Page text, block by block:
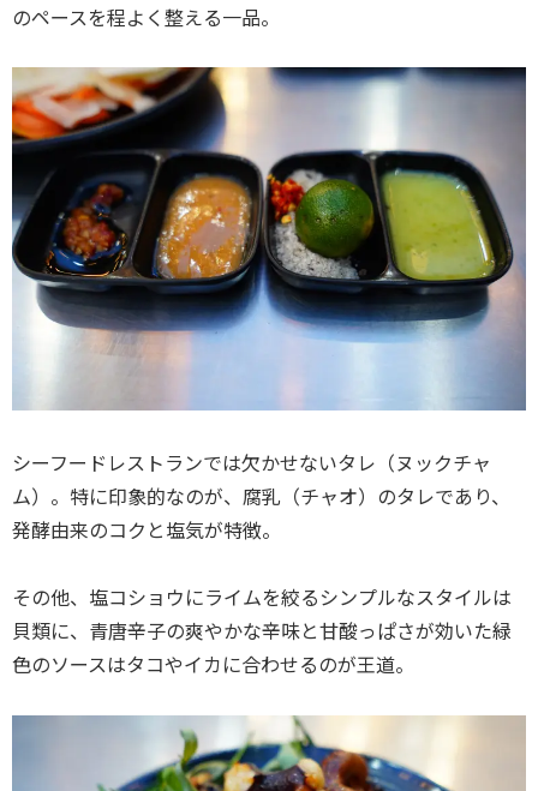
のペースを程よく整える一品。
シーフードレストランでは欠かせないタレ（ヌックチャ
ム）。特に印象的なのが、腐乳（チャオ）のタレであり、
発酵由来のコクと塩気が特徴。
その他、塩コショウにライムを絞るシンプルなスタイルは
貝類に、青唐辛子の爽やかな辛味と甘酸っぱさが効いた緑
色のソースはタコやイカに合わせるのが王道。